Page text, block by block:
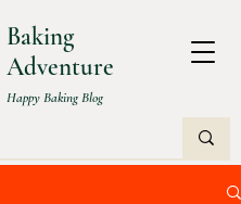
Baking
Adventure
Happy Baking Blog